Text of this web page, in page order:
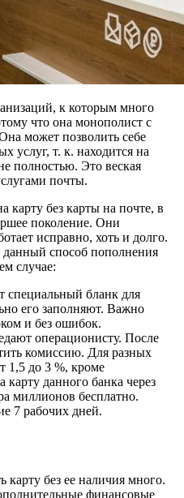
к которым много
что она монополист с
может позволить себе
услуг, т. к. находится на
полностью. Это веская
почты.
карту без карты на почте, в
поколение. Они
исправно, хоть и долго.
данный способ пополнения
случае:
специальный бланк для
его заполняют. Важно
и без ошибок.
операционисту. После
комиссию. Для разных
1,5 до 3 %, кроме
данного банка через
миллионов бесплатно.
7 рабочих дней.
без ее наличия много.
финансовые